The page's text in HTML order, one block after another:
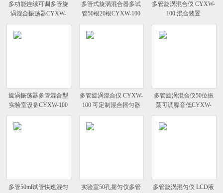
多功能连续可调多管旋
涡混合振荡器CYXW-
100
多管式旋涡混合器多试
管50根20根CYXW-100
多管旋涡混合仪 CYXW-
100 混合装置
旋涡振荡器多管混合型
实验室设备CYXW-100
多管旋涡混合仪 CYXW-
100 可定制混合摇匀器
多管旋涡混合仪50位振
荡可调噪音低CYXW-
100
多管50ml试管快速混匀
实验室50孔摇匀仪多管
多管旋涡混匀仪 LCD液